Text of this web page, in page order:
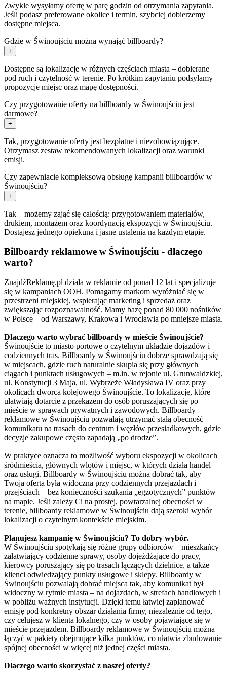
Zwykle wysyłamy ofertę w parę godzin od otrzymania zapytania.
Jeśli podasz preferowane okolice i termin, szybciej dobierzemy
dostępne miejsca.
Gdzie w Świnoujściu można wynająć billboardy?
+
Dostępne są lokalizacje w różnych częściach miasta – dobierane
pod ruch i czytelność w terenie. Po krótkim zapytaniu podsyłamy
propozycje miejsc oraz mapę dostępności.
Czy przygotowanie oferty na billboardy w Świnoujściu jest
darmowe?
+
Tak, przygotowanie oferty jest bezpłatne i niezobowiązujące.
Otrzymasz zestaw rekomendowanych lokalizacji oraz warunki
emisji.
Czy zapewniacie kompleksową obsługę kampanii billboardów w
Świnoujściu?
+
Tak – możemy zająć się całością: przygotowaniem materiałów,
drukiem, montażem oraz koordynacją ekspozycji w Świnoujściu.
Dostajesz jednego opiekuna i jasne ustalenia na każdym etapie.
Billboardy reklamowe w Świnoujściu - dlaczego
warto?
ZnajdźReklamę.pl działa w reklamie od ponad 12 lat i specjalizuje
się w kampaniach OOH. Pomagamy markom wyróżniać się w
przestrzeni miejskiej, wspierając marketing i sprzedaż oraz
zwiększając rozpoznawalność. Mamy bazę ponad 80 000 nośników
w Polsce – od Warszawy, Krakowa i Wrocławia po mniejsze miasta.
Dlaczego warto wybrać billboardy w mieście Świnoujście?
Świnoujście to miasto portowe o czytelnym układzie dojazdów i
codziennych tras. Billboardy w Świnoujściu dobrze sprawdzają się
w miejscach, gdzie ruch naturalnie skupia się przy głównych
ciągach i punktach usługowych – m.in. w rejonie ul. Grunwaldzkiej,
ul. Konstytucji 3 Maja, ul. Wybrzeże Władysława IV oraz przy
okolicach dworca kolejowego Świnoujście. To lokalizacje, które
ułatwiają dotarcie z przekazem do osób poruszających się po
mieście w sprawach prywatnych i zawodowych. Billboardy
reklamowe w Świnoujściu pozwalają utrzymać stałą obecność
komunikatu na trasach do centrum i węzłów przesiadkowych, gdzie
decyzje zakupowe często zapadają „po drodze”.
W praktyce oznacza to możliwość wyboru ekspozycji w okolicach
śródmieścia, głównych wlotów i miejsc, w których działa handel
oraz usługi. Billboardy w Świnoujściu można dobrać tak, aby
Twoja oferta była widoczna przy codziennych przejazdach i
przejściach – bez konieczności szukania „egzotycznych” punktów
na mapie. Jeśli zależy Ci na prostej, powtarzalnej obecności w
terenie, billboardy reklamowe w Świnoujściu dają szeroki wybór
lokalizacji o czytelnym kontekście miejskim.
Planujesz kampanię w Świnoujściu? To dobry wybór.
W Świnoujściu spotykają się różne grupy odbiorców – mieszkańcy
załatwiający codzienne sprawy, osoby dojeżdżające do pracy,
kierowcy poruszający się po trasach łączących dzielnice, a także
klienci odwiedzający punkty usługowe i sklepy. Billboardy w
Świnoujściu pozwalają dobrać miejsca tak, aby komunikat był
widoczny w rytmie miasta – na dojazdach, w strefach handlowych i
w pobliżu ważnych instytucji. Dzięki temu łatwiej zaplanować
emisję pod konkretny obszar działania firmy, niezależnie od tego,
czy celujesz w klienta lokalnego, czy w osoby pojawiające się w
mieście przejazdem. Billboardy reklamowe w Świnoujściu można
łączyć w pakiety obejmujące kilka punktów, co ułatwia zbudowanie
spójnej obecności w więcej niż jednej części miasta.
Dlaczego warto skorzystać z naszej oferty?